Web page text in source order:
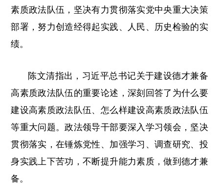
素质政法队伍，坚决有力贯彻落实党中央重大决策
部署，努力创造经得起实践、人民、历史检验的实
绩。
陈文清指出，习近平总书记关于建设德才兼备
高素质政法队伍的重要论述，深刻回答了为什么要
建设高素质政法队伍、怎么样建设高素质政法队伍
等重大问题。政法领导干部要深入学习领会，坚决
贯彻落实，在锤炼党性、加强学习、调查研究、投
身实践上下苦功，不断提升能力素质，做到德才兼
备。